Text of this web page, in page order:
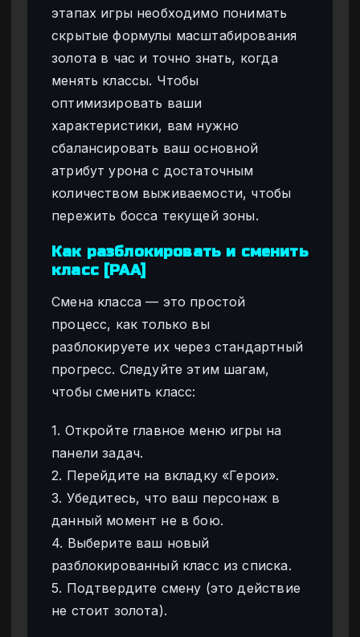
этапах игры необходимо понимать
скрытые формулы масштабирования
золота в час и точно знать, когда
менять классы. Чтобы
оптимизировать ваши
характеристики, вам нужно
сбалансировать ваш основной
атрибут урона с достаточным
количеством выживаемости, чтобы
пережить босса текущей зоны.
Как разблокировать и сменить
класс [PAA]
Смена класса — это простой
процесс, как только вы
разблокируете их через стандартный
прогресс. Следуйте этим шагам,
чтобы сменить класс:
1. Откройте главное меню игры на
панели задач.
2. Перейдите на вкладку «Герои».
3. Убедитесь, что ваш персонаж в
данный момент не в бою.
4. Выберите ваш новый
разблокированный класс из списка.
5. Подтвердите смену (это действие
не стоит золота).